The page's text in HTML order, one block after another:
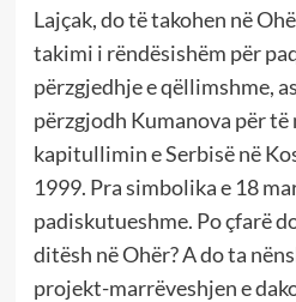
Lajçak, do të takohen në
takimi i rëndësishëm për
përzgjedhje e qëllimshme,
përzgjodh Kumanova për të
kapitullimin e Serbisë në
1999. Pra simbolika e 18
padiskutueshme. Po çfarë
ditësh në Ohër? A do ta
projekt-marrëveshjen e